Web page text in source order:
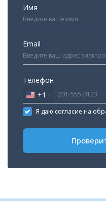
Имя
Email
Телефон
United
States
+1
+1
Я даю согласие на